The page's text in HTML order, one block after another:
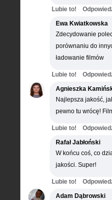
Lubie to!
Ewa Kwiatkowska
Zdecydowanie
porównaniu do
ładowanie filmów
Lubie to!
Agnieszka
Najlepsza jakość,
pewno tu wrócę!
Lubie to!
Rafał Jabłoński
W końcu coś, co
jakości. Super!
Lubie to!
Adam Dąbrowski